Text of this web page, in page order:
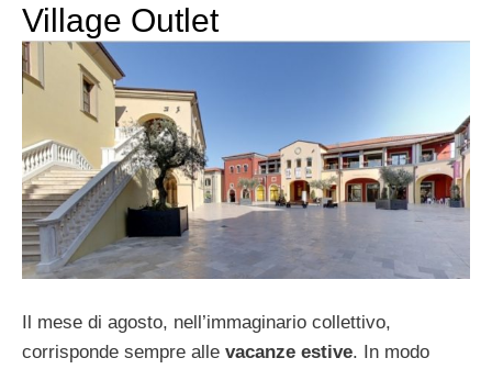
Village Outlet
Il mese di agosto, nell’immaginario collettivo,
corrisponde sempre alle vacanze estive. In modo